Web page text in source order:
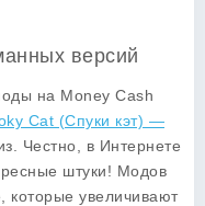
версий
на Money Cash
Cat (Спуки кэт) —
Честно, в Интернете
штуки! Модов
которые увеличивают